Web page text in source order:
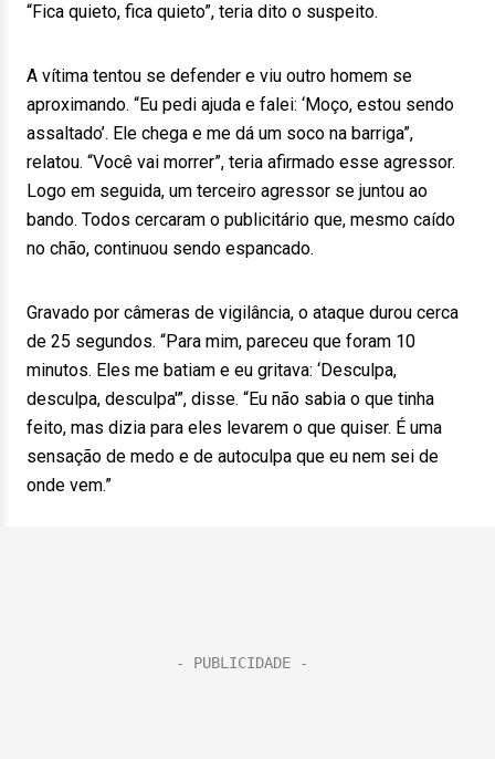
“Fica quieto, fica quieto”, teria dito o suspeito.
A vítima tentou se defender e viu outro homem se
aproximando. “Eu pedi ajuda e falei: ‘Moço, estou sendo
assaltado’. Ele chega e me dá um soco na barriga”,
relatou. “Você vai morrer”, teria afirmado esse agressor.
Logo em seguida, um terceiro agressor se juntou ao
bando. Todos cercaram o publicitário que, mesmo caído
no chão, continuou sendo espancado.
Gravado por câmeras de vigilância, o ataque durou cerca
de 25 segundos. “Para mim, pareceu que foram 10
minutos. Eles me batiam e eu gritava: ‘Desculpa,
desculpa, desculpa'”, disse. “Eu não sabia o que tinha
feito, mas dizia para eles levarem o que quiser. É uma
sensação de medo e de autoculpa que eu nem sei de
onde vem.”